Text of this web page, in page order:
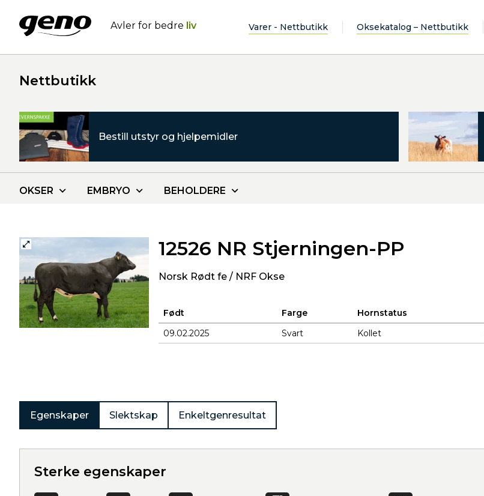
Avler for bedre liv Varer - Nettbutikk Oksekatalog – Nettbutikk
Nettbutikk
Bestill utstyr og hjelpemidler
OKSER EMBRYO BEHOLDERE
12526 NR Stjerningen-PP
Norsk Rødt fe / NRF Okse
Født Farge Hornstatus
09.02.2025
Svart Kollet
Egenskaper Slektskap Enkeltgenresultat
Sterke egenskaper